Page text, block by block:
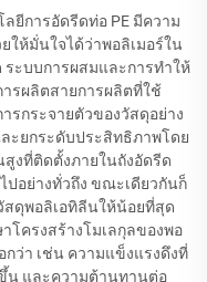
ยีการอัดรีดท่อ PE มีความ
ให้มั่นใจได้ว่าพอลิเมอร์ใน
ะบบการผสมและการทำให้
รผลิตสายการผลิตที่ใช้
รกระจายตัวของวัสดุอย่าง
ะยกระดับประสิทธิภาพโดย
งที่ติดตั้งภายในถังอัดรีด
ปอย่างทั่วถึง ขณะเดียวกันก็
สดุพอลิเอทิลีนให้น้อยที่สุด
โครงสร้างโมเลกุลของพอ
ว่า เช่น ความแข็งแรงดึงที่
น และความต้านทานต่อ